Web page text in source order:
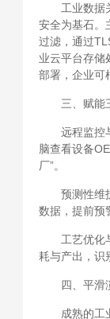
工业数据
安全为基石。
过滤，通过
业云平台存储
部署，企业可
三、赋能
远程监控
脑查看设备
厂”。
预测性维
数据，提前预
工艺优化
耗与产出，识
四、平滑
成熟的工